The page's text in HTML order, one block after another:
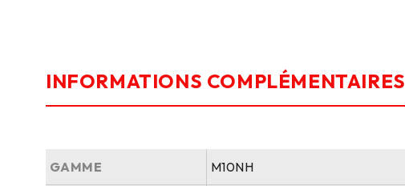
INFORMATIONS COMPLÉMENTAIRES
GAMME M10NH